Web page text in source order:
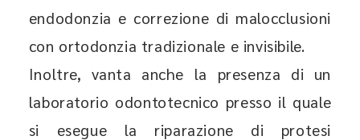
endodonzia e correzione di malocclusioni
con ortodonzia tradizionale e invisibile.
Inoltre, vanta anche la presenza di un
laboratorio odontotecnico presso il quale
si esegue la riparazione di protesi